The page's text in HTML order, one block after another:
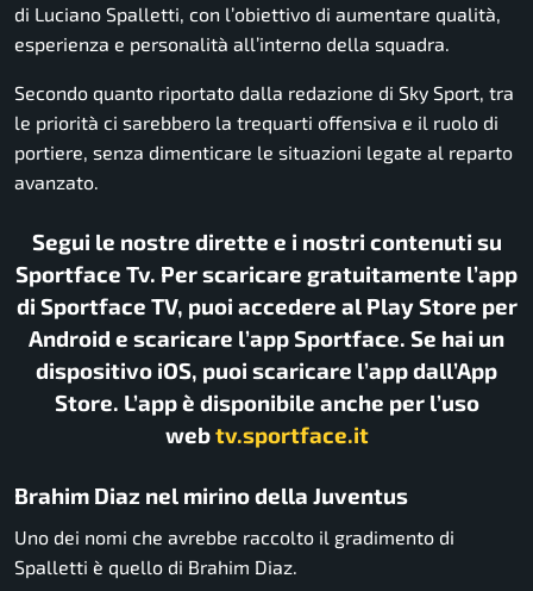
di Luciano Spalletti, con l’obiettivo di aumentare qualità,
esperienza e personalità all’interno della squadra.
Secondo quanto riportato dalla redazione di Sky Sport, tra
le priorità ci sarebbero la trequarti offensiva e il ruolo di
portiere, senza dimenticare le situazioni legate al reparto
avanzato.
Segui le nostre dirette e i nostri contenuti su
Sportface Tv. Per scaricare gratuitamente l’app
di Sportface TV, puoi accedere al Play Store per
Android e scaricare l’app Sportface. Se hai un
dispositivo iOS, puoi scaricare l’app dall’App
Store. L’app è disponibile anche per l’uso
webtv.sportface.it
Brahim Diaz nel mirino della Juventus
Uno dei nomi che avrebbe raccolto il gradimento di
Spalletti è quello di Brahim Diaz.